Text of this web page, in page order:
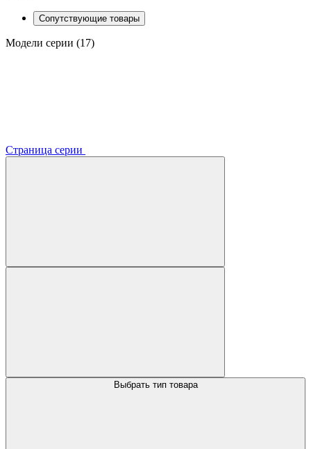
Сопутствующие товары
Модели серии (17)
Страница серии
Выбрать тип товара